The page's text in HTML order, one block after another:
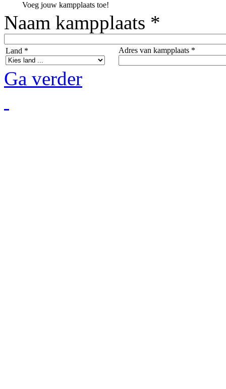
Voeg jouw kampplaats toe!
Naam kampplaats *
Land * Adres van kampplaats *
Ga verder